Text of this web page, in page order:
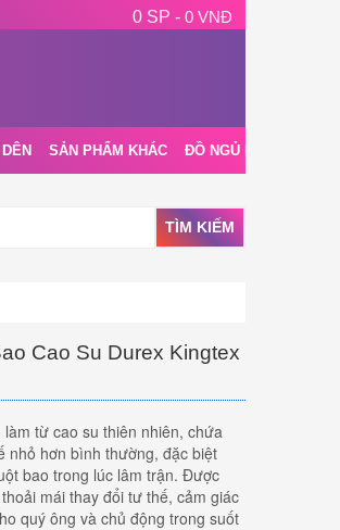
0 SP - 0 VNĐ
SẢN PHẨM KHÁC ĐỒ NGỦ NỘI Y
TÌM KIẾM
Cao Su Durex Kingtex
từ cao su thiên nhiên, chứa
nhỏ hơn bình thường, đặc biệt
bao trong lúc lâm trận. Được
mái thay đổi tư thế, cảm giác
quý ông và chủ động trong suốt